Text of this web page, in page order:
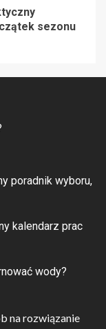
sezonu
poradnik wyboru,
kalendarz prac
wody?
na rozwiązanie